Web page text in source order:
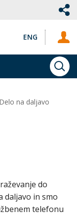
ENG
Delo na daljavo
do
daljavo in smo
telefonu